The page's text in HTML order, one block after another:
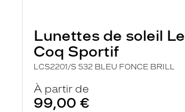
Lunettes de soleil Le
Coq Sportif
LCS2201/S 532 BLEU FONCE BRILL
À partir de
99,00 €